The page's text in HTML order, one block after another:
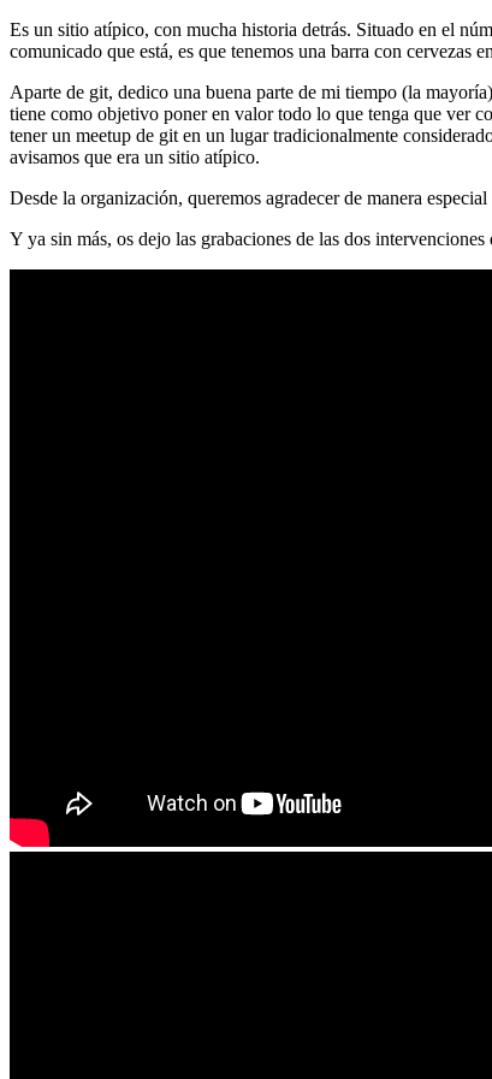
Es un sitio atípico, con mucha historia detrás. Situado en el
comunicado que está, es que tenemos una barra con cervezas
Aparte de git, dedico una buena parte de mi tiempo (la
tiene como objetivo poner en valor todo lo que tenga que ver
tener un meetup de git en un lugar tradicionalmente
avisamos que era un sitio atípico.
Desde la organización, queremos agradecer de manera
Y ya sin más, os dejo las grabaciones de las dos